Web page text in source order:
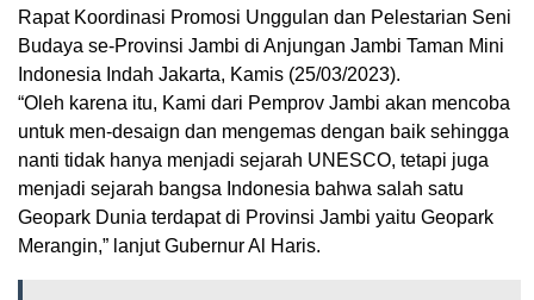
Rapat Koordinasi Promosi Unggulan dan Pelestarian Seni
Budaya se-Provinsi Jambi di Anjungan Jambi Taman Mini
Indonesia Indah Jakarta, Kamis (25/03/2023).
“Oleh karena itu, Kami dari Pemprov Jambi akan mencoba
untuk men-desaign dan mengemas dengan baik sehingga
nanti tidak hanya menjadi sejarah UNESCO, tetapi juga
menjadi sejarah bangsa Indonesia bahwa salah satu
Geopark Dunia terdapat di Provinsi Jambi yaitu Geopark
Merangin,” lanjut Gubernur Al Haris.